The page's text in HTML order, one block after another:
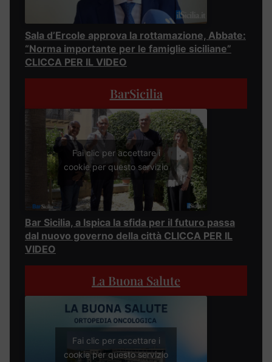
Sala d’Ercole approva la rottamazione, Abbate:
“Norma importante per le famiglie siciliane”
CLICCA PER IL VIDEO
BarSicilia
Fai clic per accettare i
cookie per questo servizio
Bar Sicilia, a Ispica la sfida per il futuro passa
dal nuovo governo della città CLICCA PER IL
VIDEO
La Buona Salute
Fai clic per accettare i
cookie per questo servizio